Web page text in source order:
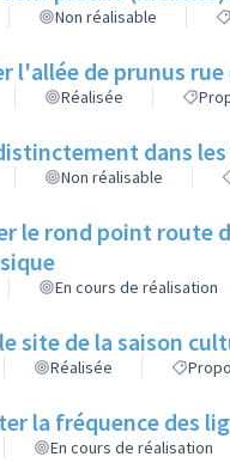
Non réalisable
l'allée de prunus
Réalisée
dans
Non réalisable
le rond point route
En cours de réalisation
site de la saison
Réalisée
la fréquence des
En cours de réalisation